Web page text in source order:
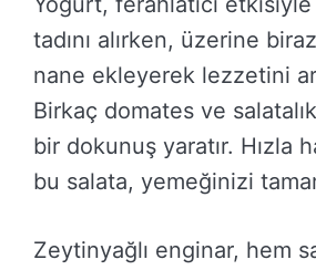
tadını alırken, üzerine
nane ekleyerek lezzetini
Birkaç domates ve
bir dokunuş yaratır. Hızla
bu salata, yemeğinizi
Zeytinyağlı enginar, hem